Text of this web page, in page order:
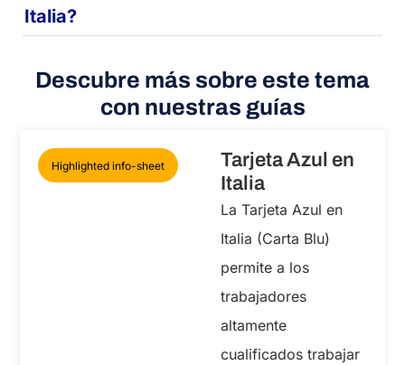
Italia?
Descubre más sobre este tema
con nuestras guías
Highlighted info-sheet
Tarjeta Azul en
Italia
La Tarjeta Azul en
Italia (Carta Blu)
permite a los
trabajadores
altamente
cualificados trabajar